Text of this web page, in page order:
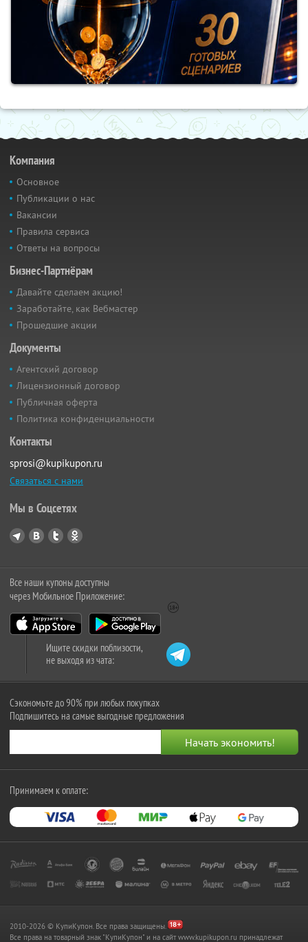
Компания
Основное
Публикации о нас
Вакансии
Правила сервиса
Ответы на вопросы
Бизнес-Партнёрам
Давайте сделаем акцию!
Заработайте, как Вебмастер
Прошедшие акции
Документы
Агентский договор
Лицензионный договор
Публичная оферта
Политика конфиденциальности
Контакты
sprosi@kupikupon.ru
Связаться с нами
Мы в Соцсетях
Все наши купоны доступны
через Мобильное Приложение:
Ищите скидки поблизости,
не выходя из чата:
Сэкономьте до 90% при любых покупках
Подпишитесь на самые выгодные предложения
Принимаем к оплате:
2010-2026 © КупиКупон. Все права защищены.
Все права на товарный знак "КупиКупон" и на сайт www.kupikupon.ru принадлежат